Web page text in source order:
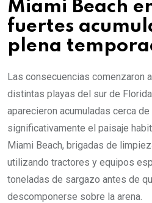
Miami Beach
fuertes
plena
Las consecuencias comenzaron
distintas playas del sur de
aparecieron acumuladas cerca
significativamente el paisaje
Miami Beach, brigadas de
utilizando tractores y equipos
toneladas de sargazo antes de
descomponerse sobre la arena.